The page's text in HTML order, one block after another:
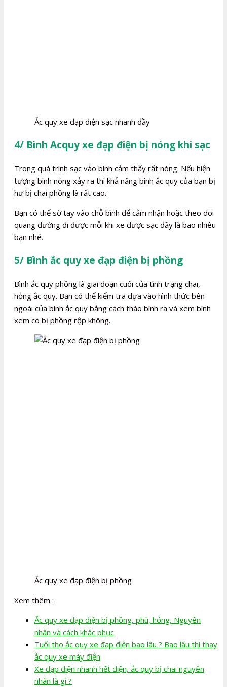
Ắc quy xe đạp điện sạc nhanh đầy
4/ Bình Acquy xe đạp điện bị nóng khi sạc
Trong quá trình sạc vào bình cảm thấy rất nóng. Nếu hiện
tượng bình nóng xảy ra thì khả năng bình ắc quy của bạn bị
hư bị chai phồng là rất cao.
Bạn có thể sờ tay vào chỗ bình để cảm nhận hoặc theo dõi
quãng đường đi được mỗi khi xe được sạc đầy là bao nhiêu
bạn nhé.
5/ Bình ắc quy xe đạp điện bị phồng
Bình ắc quy phồng là giai đoạn cuối của tình trạng chai,
hỏng ắc quy. Bạn có thể kiểm tra dựa vào hình thức bên
ngoài của bình ắc quy bằng cách tháo bình ra và xem bình
xem có bị phồng rộp không.
Ắc quy xe đạp điện bị phồng
Xem thêm :
Ắc quy xe đạp điện bị phồng, phù, hỏng, Nguyên
nhân và cách khắc phục
Tuổi thọ ắc quy xe đạp điện bao lâu ? Bao lâu thì thay
ắc quy xe máy điện
Xe đạp điện nhanh hết điện, ắc quy bị chai nguyên
nhân là gì ?